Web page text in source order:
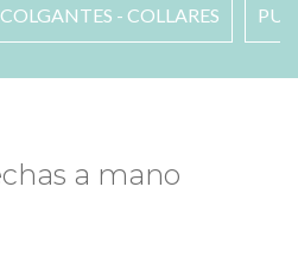
COLGANTES - COLLARES
a mano